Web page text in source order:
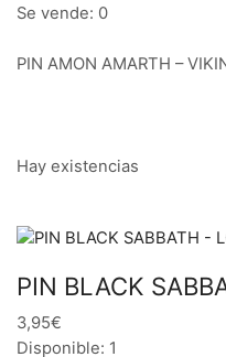
Se vende: 0
PIN AMON AMARTH –
Hay existencias
PIN BLACK
3,95€
Disponible: 1